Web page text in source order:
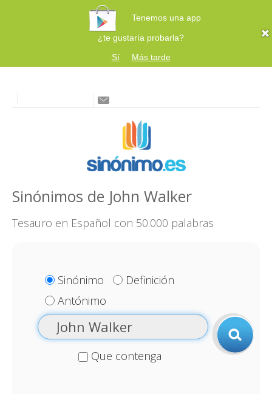
Tenemos una app
¿te gustaría probarla?
Sí
Más tarde
Sinónimos de John Walker
Tesauro en Español con 50.000 palabras
Sinónimo
Definición
Antónimo
Que contenga